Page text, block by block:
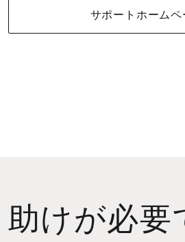
サポートホームペ
助けが必要